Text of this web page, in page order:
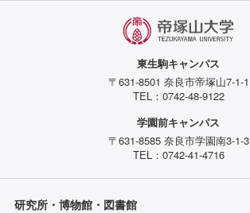
東生駒キャンパス
〒631-8501 奈良市帝塚山7-1-1
TEL：0742-48-9122
学園前キャンパス
〒631-8585 奈良市学園南3-1-3
TEL：0742-41-4716
研究所・博物館・図書館